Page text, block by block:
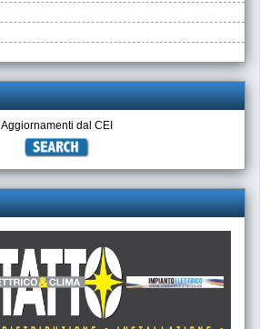
Aggiornamenti dal CEI